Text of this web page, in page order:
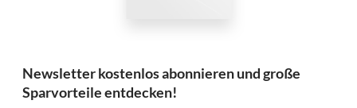
Newsletter kostenlos abonnieren und große
Sparvorteile entdecken!